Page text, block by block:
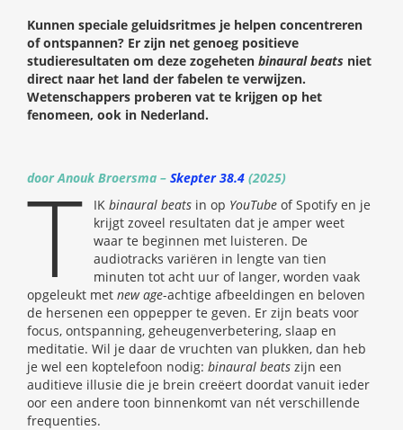
Kunnen speciale geluidsritmes je helpen concentreren
of ontspannen? Er zijn net genoeg positieve
studieresultaten om deze zogeheten binaural beats niet
direct naar het land der fabelen te verwijzen.
Wetenschappers proberen vat te krijgen op het
fenomeen, ook in Nederland.
door Anouk Broersma – Skepter 38.4 (2025)
T IK binaural beatsin op YouTube of Spotify en je
krijgt zoveel resultaten dat je amper weet
waar te beginnen met luisteren. De
audiotracks variëren in lengte van tien
minuten tot acht uur of langer, worden vaak
opgeleukt met new age-achtige afbeeldingen en beloven
de hersenen een oppepper te geven. Er zijn beats voor
focus, ontspanning, geheugenverbetering, slaap en
meditatie. Wil je daar de vruchten van plukken, dan heb
je wel een koptelefoon nodig: binaural beats zijn een
auditieve illusie die je brein creëert doordat vanuit ieder
oor een andere toon binnenkomt van nét verschillende
frequenties.